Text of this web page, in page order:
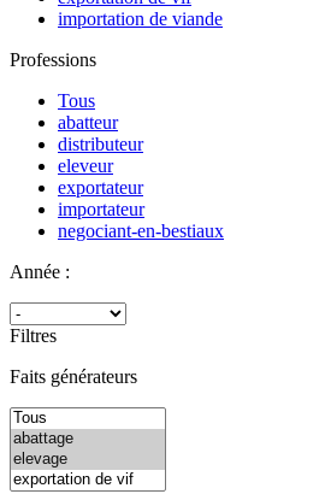
importation de viande
Professions
Tous
abatteur
distributeur
eleveur
exportateur
importateur
negociant-en-bestiaux
Année :
Filtres
Faits générateurs